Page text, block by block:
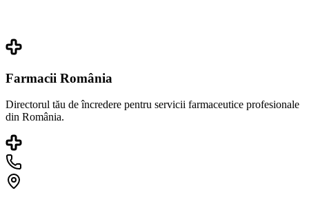
Farmacii România
Directorul tău de încredere pentru servicii farmaceutice profesionale
din România.